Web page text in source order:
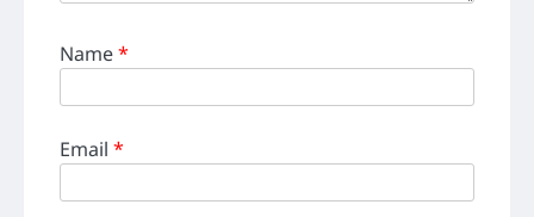
Name*
Email *